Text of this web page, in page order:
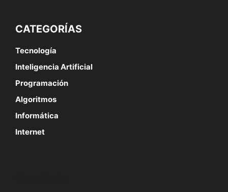
CATEGORÍAS
Tecnología
Inteligencia Artificial
Programación
Algoritmos
Informática
Internet